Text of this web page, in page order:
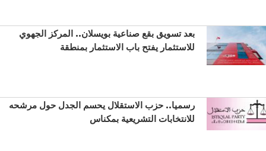
بعد تسويق بقع صناعية بويسلان.. المركز الجهوي
للاستثمار يفتح باب الاستثمار بمنطقة
رسميا.. حزب الاستقلال يحسم الجدل حول مرشحه
للانتخابات التشريعية بمكناس